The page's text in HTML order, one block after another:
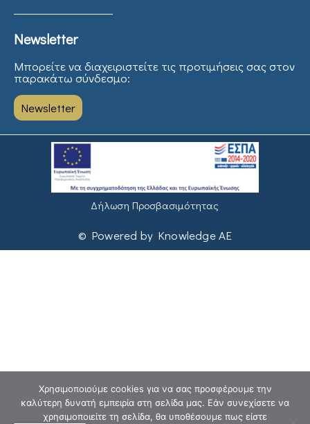
Newsletter
Μπορείτε να διαχειριστείτε τις προτιμήσεις σας στον
παρακάτω σύνδεσμο:
Newsletter
Δήλωση Προσβασιμότητας
© Powered by Knowledge AE
Χρησιμοποιούμε cookies για να σας προσφέρουμε την
καλύτερη δυνατή εμπειρία στη σελίδα μας. Εάν συνεχίσετε να
χρησιμοποιείτε τη σελίδα, θα υποθέσουμε πως είστε